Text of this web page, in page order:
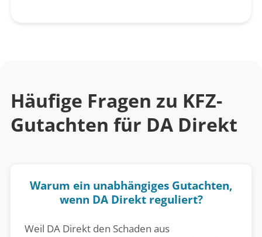
Häufige Fragen zu KFZ-
Gutachten für DA Direkt
Warum ein unabhängiges Gutachten,
wenn DA Direkt reguliert?
Weil DA Direkt den Schaden aus